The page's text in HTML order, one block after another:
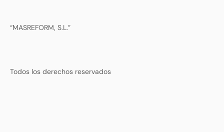
“MASREFORM, S.L.”
Todos los derechos reservados